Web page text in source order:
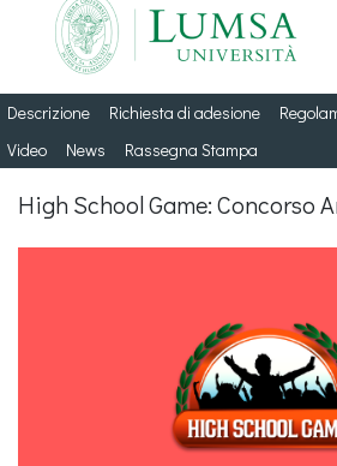
Descrizione Richiesta di adesione
Video
News Rassegna Stampa
High School Game: Concorso